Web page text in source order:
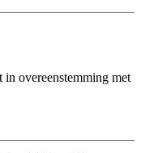
overeenstemming met